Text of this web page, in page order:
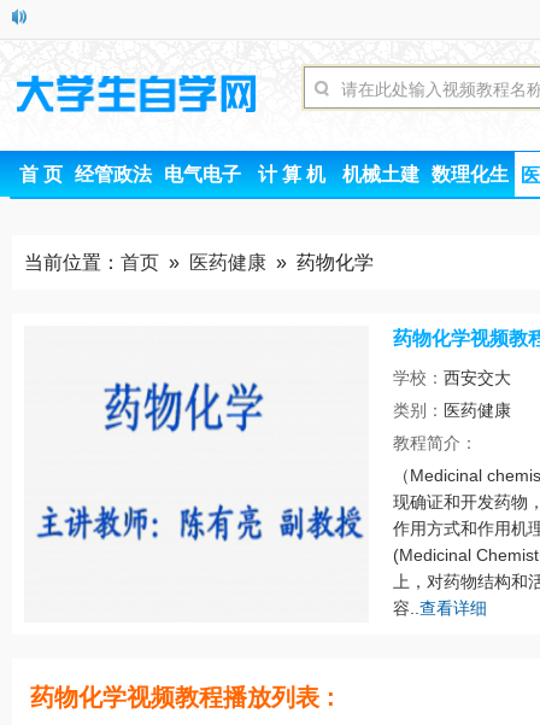
首 页 经管政法 电气电子 计 算 机 机械土建 数理化生
当前位置： 首页 » 医药健康 » 药物化学
药物化学视频教
学校： 西安交大
类别： 医药健康
教程简介：
（Medicinal
现确证和开发药物
作用方式和作用机
(Medicinal
上，对药物结构和
容.. 查看详细
药物化学视频教程播放列表 :